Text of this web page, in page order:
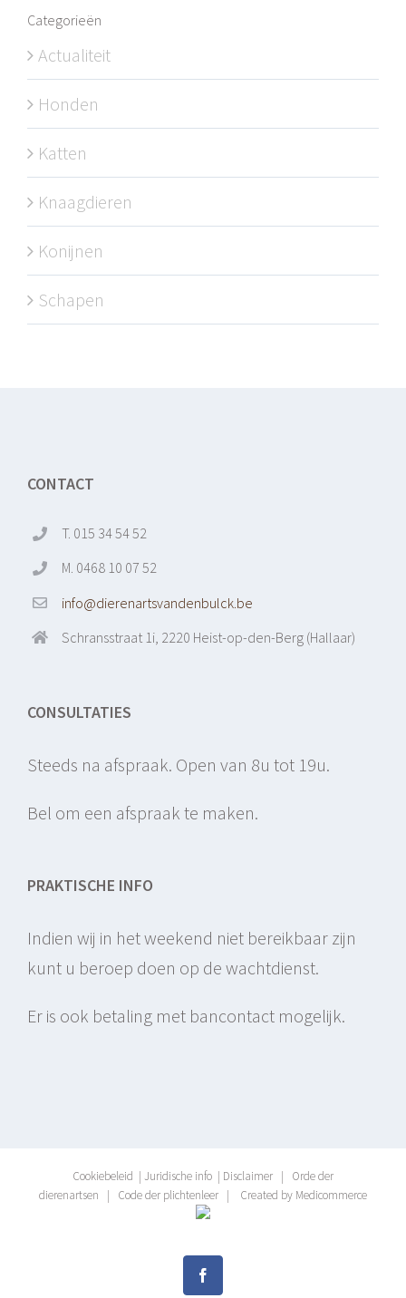
Categorieën
Actualiteit
Honden
Katten
Knaagdieren
Konijnen
Schapen
CONTACT
T. 015 34 54 52
M. 0468 10 07 52
info@dierenartsvandenbulck.be
Schransstraat 1i, 2220 Heist-op-den-Berg (Hallaar)
CONSULTATIES
Steeds na afspraak. Open van 8u tot 19u.
Bel om een afspraak te maken.
PRAKTISCHE INFO
Indien wij in het weekend niet bereikbaar zijn
kunt u beroep doen op de wachtdienst.
Er is ook betaling met bancontact mogelijk.
Cookiebeleid | Juridische info | Disclaimer | Orde der
dierenartsen | Code der plichtenleer | Created by Medicommerce
Facebook